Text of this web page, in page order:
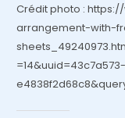
Crédit photo :
arrangement-with-